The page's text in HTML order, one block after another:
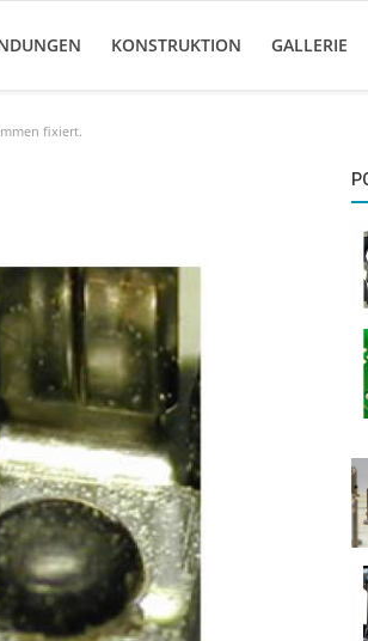
KONSTRUKTION GALLERIE
fixiert.